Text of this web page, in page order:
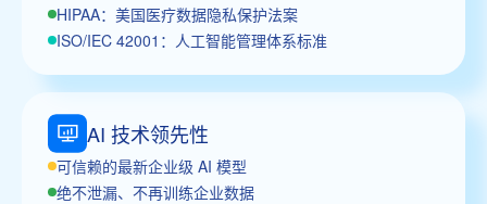
HIPAA：美国医疗数据隐私保护法案
ISO/IEC 42001：人工智能管理体系标准
AI 技术领先性
可信赖的最新企业级 AI 模型
绝不泄漏、不再训练企业数据